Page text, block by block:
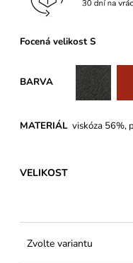
Focená velikost S
BARVA
MATERIÁL viskóza 56%,
VELIKOST
Zvolte variantu